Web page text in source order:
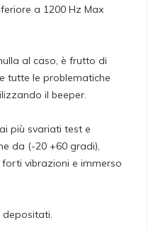
a 1200 Hz Max
al caso, è frutto di
tutte le problematiche
il beeper.
più svariati test e
da (-20 +60 gradi),
vibrazioni e immerso